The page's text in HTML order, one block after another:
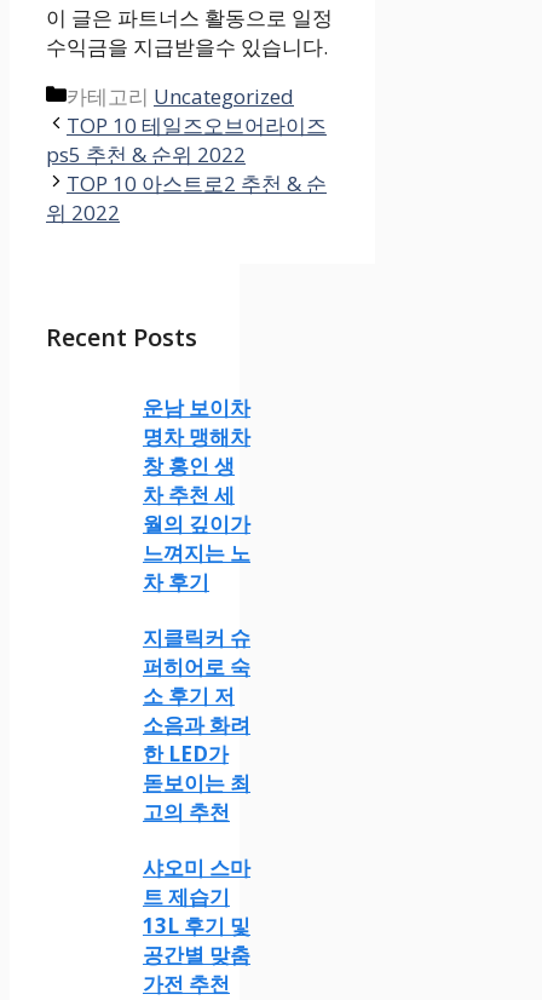
이 글은 파트너스 활동으로 일정
수익금을 지급받을수 있습니다.
카테고리 Uncategorized
TOP 10 테일즈오브어라이즈
ps5 추천 & 순위 2022
TOP 10 아스트로2 추천 & 순
위 2022
Recent Posts
운남 보이차
명차 맹해차
창 홍인 생
차 추천 세
월의 깊이가
느껴지는 노
차 후기
지클릭커 슈
퍼히어로 숙
소 후기 저
소음과 화려
한 LED가
돋보이는 최
고의 추천
샤오미 스마
트 제습기
13L 후기 및
공간별 맞춤
가전 추천